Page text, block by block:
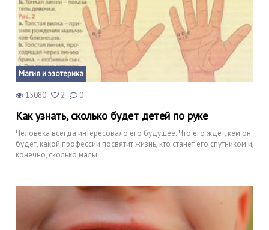
Магия и эзотерика
15080 2 0
Как узнать, сколько будет детей по руке
Человека всегда интересовало его будущее. Что его ждет, кем он
будет, какой профессии посвятит жизнь, кто станет его спутником и,
конечно, сколько малы